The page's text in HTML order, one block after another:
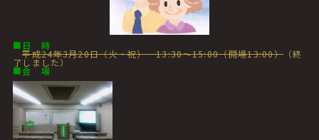
■ 日 時
平成24年3月20日（火・祝） 13:30～15:00（開場13:00） （終
了しました）
■会 場